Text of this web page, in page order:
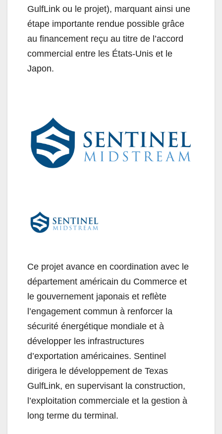
GulfLink ou le projet), marquant ainsi une
étape importante rendue possible grâce
au financement reçu au titre de l’accord
commercial entre les États-Unis et le
Japon.
Ce projet avance en coordination avec le
département américain du Commerce et
le gouvernement japonais et reflète
l’engagement commun à renforcer la
sécurité énergétique mondiale et à
développer les infrastructures
d’exportation américaines. Sentinel
dirigera le développement de Texas
GulfLink, en supervisant la construction,
l’exploitation commerciale et la gestion à
long terme du terminal.